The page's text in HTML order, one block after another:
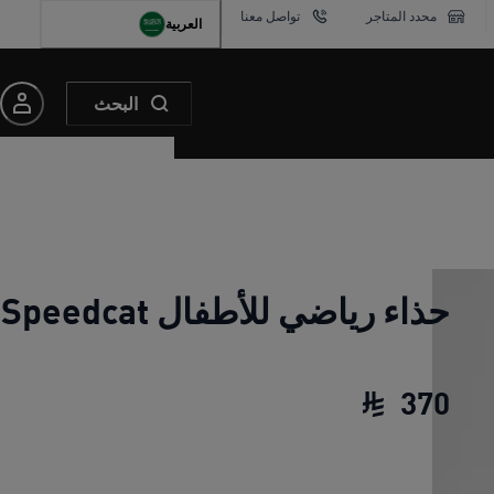
محدد المتاجر تواصل معنا العربية
البحث
حذاء رياضي للأطفال Speedcat
370